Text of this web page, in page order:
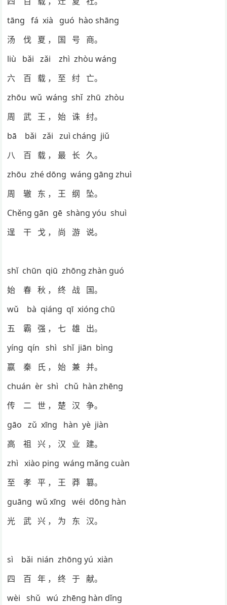
tāng fá xià guó hào shāng
汤 伐 夏 ， 国 号 商。
liù bǎi zǎi zhì zhòu wáng
六 百 载 ， 至 纣 亡。
zhōu wǔ wáng shǐ zhū zhòu
周 武 王 ， 始 诛 纣。
bā bǎi zǎi zuì cháng jiǔ
八 百 载 ， 最 长 久。
zhōu zhé dōng wáng gāng zhuì
周 辙 东 ， 王 纲 坠。
Chěng gān gē shàng yóu shuì
逞 干 戈 ， 尚 游 说。
shǐ chūn qiū zhōng zhàn guó
始 春 秋 ， 终 战 国。
wǔ bà qiáng qī xióng chū
五 霸 强 ， 七 雄 出。
yíng qín shì shǐ jiān bìng
嬴 秦 氏 ， 始 兼 并。
chuán èr shì chǔ hàn zhēng
传 二 世 ， 楚 汉 争。
gāo zǔ xīng hàn yè jiàn
高 祖 兴 ， 汉 业 建。
zhì xiào ping wáng mǎng cuàn
至 孝 平 ， 王 莽 篡。
guāng wǔ xīng wéi dōng hàn
光 武 兴 ， 为 东 汉。
sì bǎi nián zhōng yú xiàn
四 百 年 ， 终 于 献。
wèi shǔ wú zhēng hàn dǐng